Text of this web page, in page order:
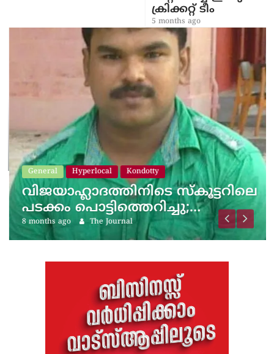
ക്രിക്കറ്റ് ടീം
5 months ago
General Hyperlocal Kondotty
വിജയാഹ്ലാദത്തിനിടെ സ്കൂട്ടറിലെ
പടക്കം പൊട്ടിത്തെറിച്ചു;…
8 months ago The Journal